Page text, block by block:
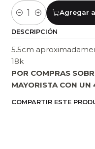
Cantidad
Agregar
DESCRIPCIÓN
5.5cm
18k
POR COMPRAS
MAYORISTA CON
COMPARTIR ESTE